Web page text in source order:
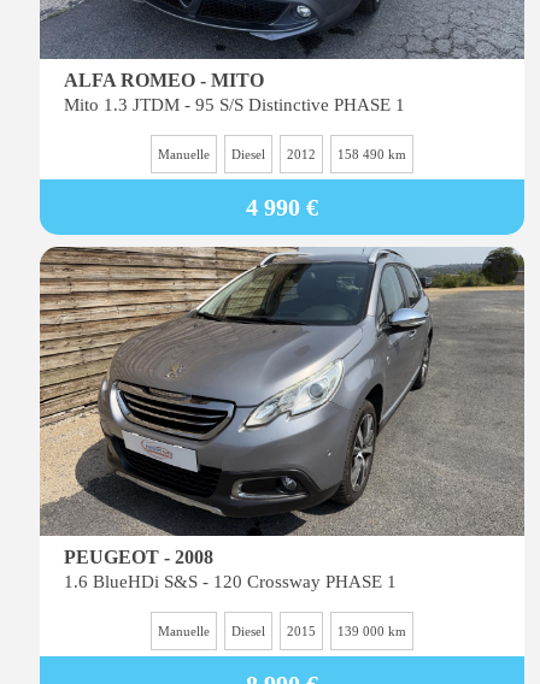
ALFA ROMEO - MITO
Mito 1.3 JTDM - 95 S/S Distinctive PHASE 1
Manuelle Diesel 2012 158 490 km
4 990 €
PEUGEOT - 2008
1.6 BlueHDi S&S - 120 Crossway PHASE 1
Manuelle Diesel 2015 139 000 km